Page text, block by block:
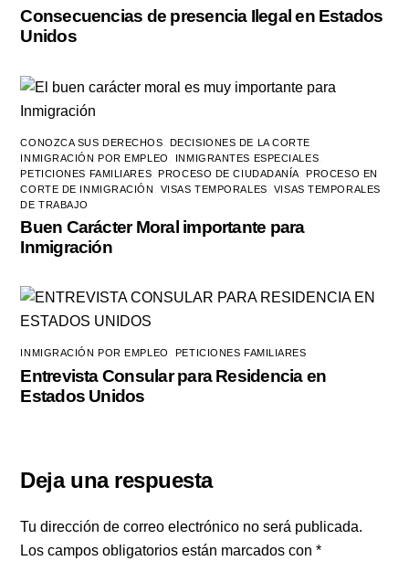
Consecuencias de presencia Ilegal en Estados
Unidos
CONOZCA SUS DERECHOS DECISIONES DE LA CORTE
INMIGRACIÓN POR EMPLEO
INMIGRANTES ESPECIALES
PETICIONES FAMILIARES ,PROCESO DE CIUDADANÍA ,PROCESO EN
CORTE DE INMIGRACIÓN
VISAS TEMPORALES
VISAS TEMPORALES
DE TRABAJO
Buen Carácter Moral importante para
Inmigración
INMIGRACIÓN POR EMPLEO PETICIONES FAMILIARES
Entrevista Consular para Residencia en
Estados Unidos
Deja una respuesta
Tu dirección de correo electrónico no será publicada.
Los campos obligatorios están marcados con*